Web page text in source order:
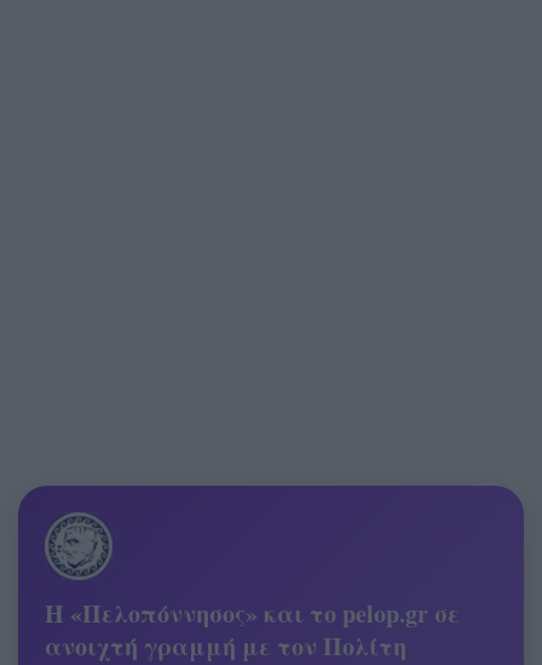
Η «Πελοπόννησος» και το pelop.gr σε
ανοιχτή γραμμή με τον Πολίτη